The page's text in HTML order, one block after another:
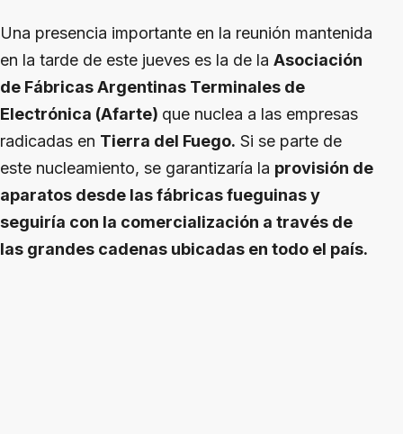
Una presencia importante en la reunión mantenida
en la tarde de este jueves es la de la Asociación
de Fábricas Argentinas Terminales de
Electrónica (Afarte) que nuclea a las empresas
radicadas en Tierra del Fuego. Si se parte de
este nucleamiento, se garantizaría la provisión de
aparatos desde las fábricas fueguinas y
seguiría con la comercialización a través de
las grandes cadenas ubicadas en todo el país.